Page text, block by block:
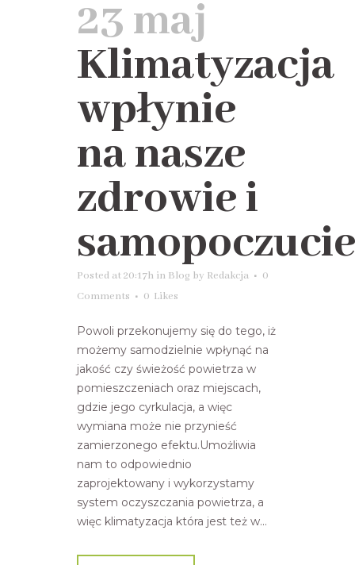
23 maj
Klimatyzacja
wpłynie
na nasze
zdrowie i
samopoczucie
Posted at 20:17h in Blog by Redakcja
0
Comments
0 Likes
Powoli przekonujemy się do tego, iż
możemy samodzielnie wpłynąć na
jakość czy świeżość powietrza w
pomieszczeniach oraz miejscach,
gdzie jego cyrkulacja, a więc
wymiana może nie przynieść
zamierzonego efektu.Umożliwia
nam to odpowiednio
zaprojektowany i wykorzystamy
system oczyszczania powietrza, a
więc klimatyzacja która jest też w...